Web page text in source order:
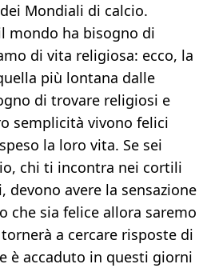
Mondiali di calcio.
mondo ha bisogno di
di vita religiosa: ecco, la
più lontana dalle
di trovare religiosi e
semplicità vivono felici
la loro vita. Se sei
chi ti incontra nei cortili
devono avere la sensazione
che sia felice allora saremo
a cercare risposte di
è accaduto in questi giorni